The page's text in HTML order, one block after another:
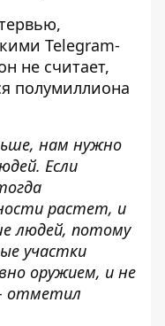
Telegram-
не считает,
полумиллиона
нам нужно
Если
растет, и
людей, потому
участки
оружием, и не
отметил